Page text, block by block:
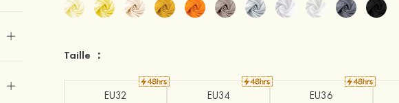
Taille ：
EU32 EU34 EU36